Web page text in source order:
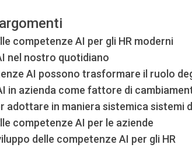
competenze AI per gli HR moderni
nel nostro quotidiano
AI possono trasformare il ruolo
in azienda come fattore di
adottare in maniera sistemica sistemi
competenze AI per le aziende
delle competenze AI per gli HR